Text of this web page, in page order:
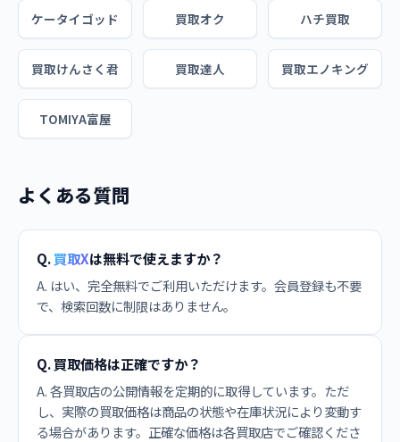
ケータイゴッド 買取オク ハチ買取
買取けんさく君 買取達人 買取エノキング
TOMIYA富屋
よくある質問
Q.買取Xは無料で使えますか？
A. はい、完全無料でご利用いただけます。会員登録も不要
で、検索回数に制限はありません。
Q. 買取価格は正確ですか？
A. 各買取店の公開情報を定期的に取得しています。ただ
し、実際の買取価格は商品の状態や在庫状況により変動す
る場合があります。正確な価格は各買取店でご確認くださ